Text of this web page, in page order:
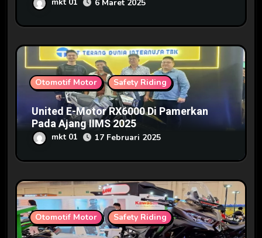
mkt 01 6 Maret 2025
Otomotif Motor Safety Riding
United E-Motor RX6000 Di Pamerkan
Pada Ajang IIMS 2025
mkt 01 17 Februari 2025
Otomotif Motor Safety Riding